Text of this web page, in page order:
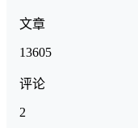
文章
13605
评论
2